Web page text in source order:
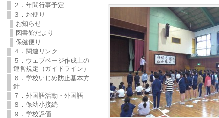
２．年間行事予定
３．お便り
お知らせ
図書館だより
保健便り
４．関連リンク
５．ウェブページ作成上の
運営規定（ガイドライン）
６．学校いじめ防止基本方
針
７．外国語活動・外国語
８．保幼小接続
９．学校評価